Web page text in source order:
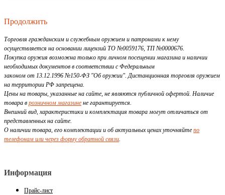
Продолжить
Торговля гражданским и служебным оружием и патронами к нему
осуществляется на основании лицензий ТО №0059176, ТП №0000676.
Покупка оружия возможна только при личном посещении магазина и наличии
необходимых документов в соответствии с Федеральным
законом от 13.12.1996 №150-ФЗ "Об оружии". Дистанционная торговля оружием
на территории РФ запрещена.
Цены на товары, указанные на сайте, не являются публичной офертой. Наличие
товара в розничном магазине не гарантируется.
Внешний вид, характеристики и комплектация товара могут отличаться от
представленных на сайте.
О наличии товара, его комплектации и об актуальных ценах уточняйте по
телефонам или через форму обратной связи.
Информация
Прайс-лист